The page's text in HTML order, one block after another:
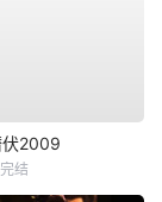
伏2009
结